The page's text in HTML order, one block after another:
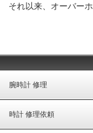
それ以来、オーバー
腕時計 修理
時計 修理依頼